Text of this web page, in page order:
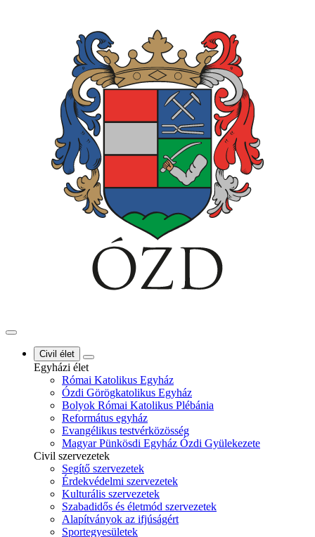
Civil élet
Egyházi élet
Római Katolikus Egyház
Ózdi Görögkatolikus Egyház
Bolyok Római Katolikus Plébánia
Református egyház
Evangélikus testvérközösség
Magyar Pünkösdi Egyház Ózdi Gyülekezete
Civil szervezetek
Segítő szervezetek
Érdekvédelmi szervezetek
Kulturális szervezetek
Szabadidős és életmód szervezetek
Alapítványok az ifjúságért
Sportegyesületek